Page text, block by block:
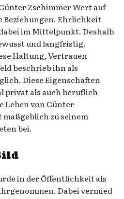
Zschimmer Wert auf
Beziehungen. Ehrlichkeit
im Mittelpunkt. Deshalb
und langfristig.
Haltung, Vertrauen
beschrieb ihn als
Diese Eigenschaften
privat als auch beruflich
Leben von Günter
zu seinem
bei.
in der Öffentlichkeit als
Dabei vermied